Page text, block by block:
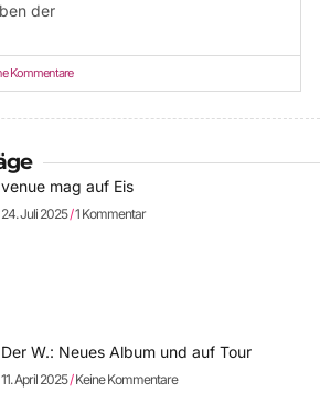
der
Kommentare
venue mag auf Eis
24. Juli 2025 1 Kommentar
Der W.: Neues Album und auf Tour
11. April 2025 Keine Kommentare